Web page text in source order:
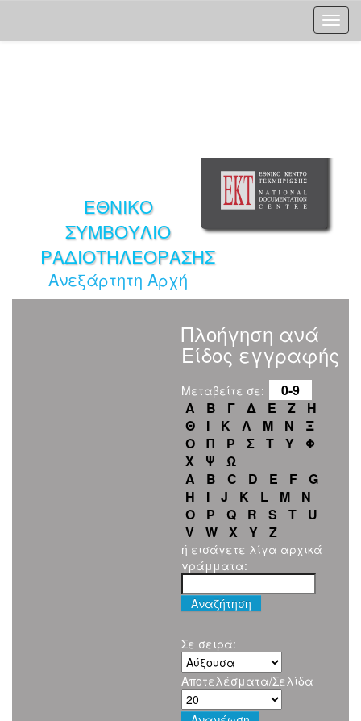
ΕΘΝΙΚΟ
ΣΥΜΒΟΥΛΙΟ
ΡΑΔΙΟΤΗΛΕΟΡΑΣΗΣ
Ανεξάρτητη Αρχή
Πλοήγηση ανά
Είδος εγγραφής
Μεταβείτε σε:
0-9
Α
Β Γ Δ Ε Ζ
Η
Θ
Ι Κ Λ Μ Ν
Ξ
Ο
Π Ρ Σ Τ Υ
Φ
Χ
Ψ
Ω
A
B C D E F
G
H
I J K L M
N
O
P Q R S T
U
V
W X Y Z
ή εισάγετε λίγα αρχικά
γράμματα:
Σε σειρά:
Αποτελέσματα/Σελίδα